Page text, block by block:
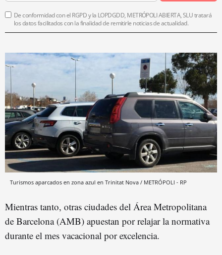
De conformidad con el RGPD y la LOPDGDD, METRÓPOLI ABIERTA, SLU tratará
los datos facilitados con la finalidad de remitirle noticias de actualidad.
Turismos aparcados en zona azul en Trinitat Nova / METRÓPOLI - RP
Mientras tanto, otras ciudades del Área Metropolitana
de Barcelona (AMB) apuestan por relajar la normativa
durante el mes vacacional por excelencia.